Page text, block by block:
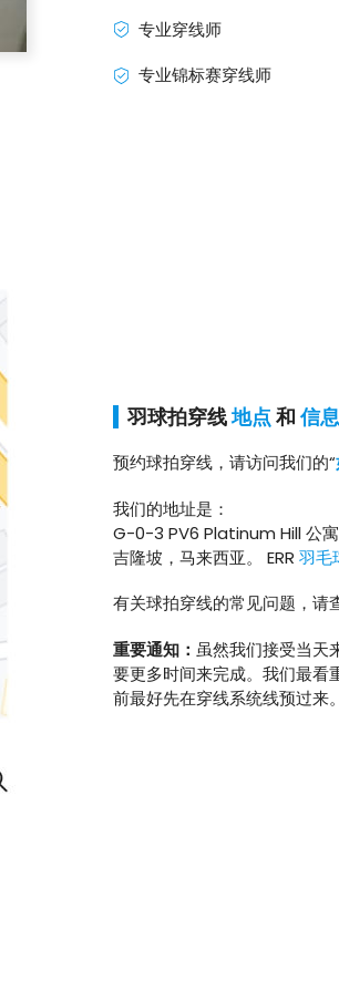
专业穿线师
专业锦标赛穿线师
羽球拍穿线地点和 信息
预约球拍穿线，请访问我们的“
我们的地址是：
G-0-3 PV6 Platinum Hill 公
吉隆坡，马来西亚。 ERR 羽毛
有关球拍穿线的常见问题，请
重要通知： 虽然我们接受当天
要更多时间来完成。我们最看
前最好先在穿线系统线预过来。